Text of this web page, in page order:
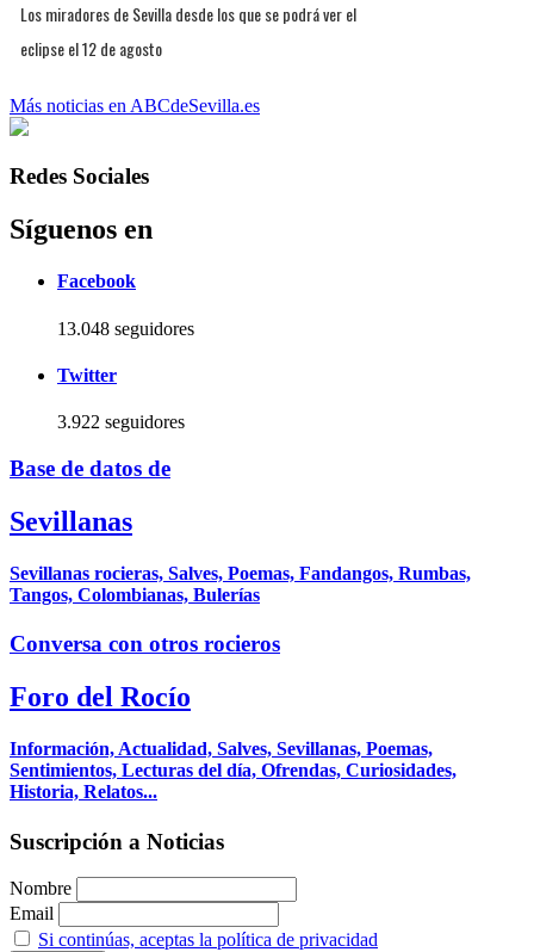
Los miradores de Sevilla desde los que se podrá ver el
eclipse el 12 de agosto
Más noticias en ABCdeSevilla.es
Redes Sociales
Síguenos en
Facebook
13.048 seguidores
Twitter
3.922 seguidores
Base de datos de
Sevillanas
Sevillanas rocieras, Salves, Poemas, Fandangos, Rumbas,
Tangos, Colombianas, Bulerías
Conversa con otros rocieros
Foro del Rocío
Información, Actualidad, Salves, Sevillanas, Poemas,
Sentimientos, Lecturas del día, Ofrendas, Curiosidades,
Historia, Relatos...
Suscripción a Noticias
Nombre
Email
Si continúas, aceptas la política de privacidad